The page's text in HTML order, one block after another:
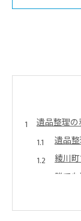
遺品整理
遺品
綾川
誰で
綾川
遺品